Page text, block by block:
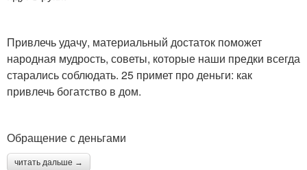
Привлечь удачу, материальный достаток поможет
народная мудрость, советы, которые наши предки всегда
старались соблюдать. 25 примет про деньги: как
привлечь богатство в дом.
Обращение с деньгами
читать дальше →